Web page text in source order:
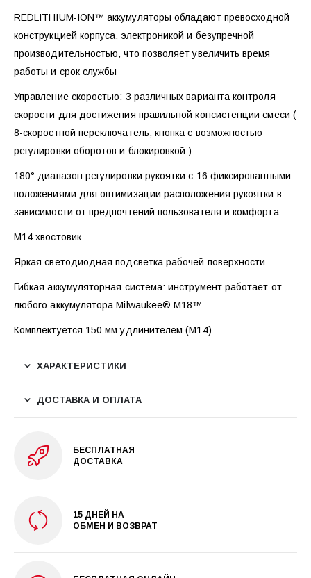
REDLITHIUM-ION™ аккумуляторы обладают превосходной
конструкцией корпуса, электроникой и безупречной
производительностью, что позволяет увеличить время
работы и срок службы
Управление скоростью: 3 различных варианта контроля
скорости для достижения правильной консистенции смеси (
8-скоростной переключатель, кнопка с возможностью
регулировки оборотов и блокировкой )
180° диапазон регулировки рукоятки с 16 фиксированными
положениями для оптимизации расположения рукоятки в
зависимости от предпочтений пользователя и комфорта
М14 хвостовик
Яркая светодиодная подсветка рабочей поверхности
Гибкая аккумуляторная система: инструмент работает от
любого аккумулятора Milwaukee® M18™
Комплектуется 150 мм удлинителем (М14)
ХАРАКТЕРИСТИКИ
ДОСТАВКА И ОПЛАТА
БЕСПЛАТНАЯ
ДОСТАВКА
15 ДНЕЙ НА
ОБМЕН И ВОЗВРАТ